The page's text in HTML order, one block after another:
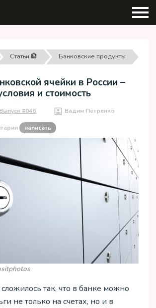
Статьи 🏦 Банковские продукты
ячейки в России –
и стоимость
Выпуск #046 Вадим Петренко
написать
так, что в банке можно
не только на счетах, но и в